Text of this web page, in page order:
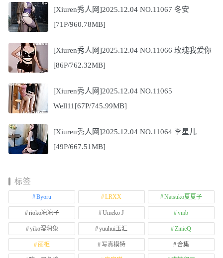
[Xiuren秀人网]2025.12.04 NO.11067 冬安
[71P/960.78MB]
[Xiuren秀人网]2025.12.04 NO.11066 玫瑰我爱你
[86P/762.32MB]
[Xiuren秀人网]2025.12.04 NO.11065
Well11[67P/745.99MB]
[Xiuren秀人网]2025.12.04 NO.11064 李星儿
[49P/667.51MB]
标签
Byoru LRXX Natsuko夏夏子
rioko凉凉子 Umeko J vmb
yiko湿润兔 yuuhui玉汇 ZinieQ
丽柜 写真模特 合集